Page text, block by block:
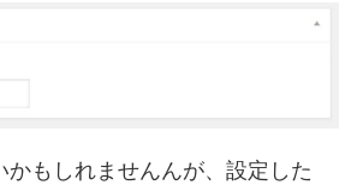
かもしれませんんが、設定した